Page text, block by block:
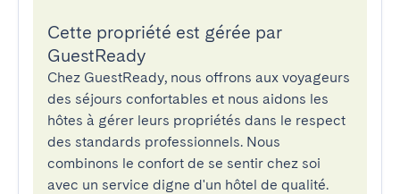
Cette propriété est gérée par
GuestReady
Chez GuestReady, nous offrons aux voyageurs
des séjours confortables et nous aidons les
hôtes à gérer leurs propriétés dans le respect
des standards professionnels. Nous
combinons le confort de se sentir chez soi
avec un service digne d'un hôtel de qualité.